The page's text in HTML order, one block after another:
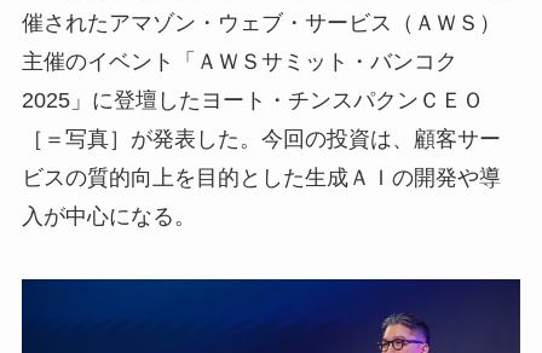
催されたアマゾン・ウェブ・サービス（ＡＷＳ）
主催のイベント「ＡＷＳサミット・バンコク
2025」に登壇したヨート・チンスパクンＣＥＯ
［＝写真］が発表した。今回の投資は、顧客サー
ビスの質的向上を目的とした生成ＡＩの開発や導
入が中心になる。